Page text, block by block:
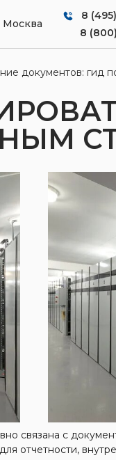
Москва
8
8
документов: гид
связана с
отчетности,